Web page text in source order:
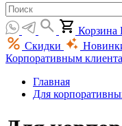
Корзина
Скидки
Корпоративным
Главная
Для